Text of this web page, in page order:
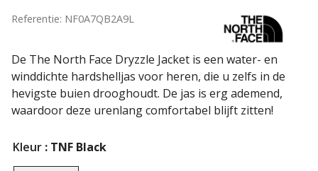
Referentie: NF0A7QB2A9L
De The North Face Dryzzle Jacket is een water- en
winddichte hardshelljas voor heren, die u zelfs in de
hevigste buien drooghoudt. De jas is erg ademend,
waardoor deze urenlang comfortabel blijft zitten!
Kleur : TNF Black